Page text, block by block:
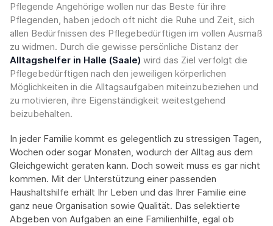
Pflegende Angehörige wollen nur das Beste für ihre
Pflegenden, haben jedoch oft nicht die Ruhe und Zeit, sich
allen Bedürfnissen des Pflegebedürftigen im vollen Ausmaß
zu widmen. Durch die gewisse persönliche Distanz der
Alltagshelfer in Halle (Saale) wird das Ziel verfolgt die
Pflegebedürftigen nach den jeweiligen körperlichen
Möglichkeiten in die Alltagsaufgaben miteinzubeziehen und
zu motivieren, ihre Eigenständigkeit weitestgehend
beizubehalten.
In jeder Familie kommt es gelegentlich zu stressigen Tagen,
Wochen oder sogar Monaten, wodurch der Alltag aus dem
Gleichgewicht geraten kann. Doch soweit muss es gar nicht
kommen. Mit der Unterstützung einer passenden
Haushaltshilfe erhält Ihr Leben und das Ihrer Familie eine
ganz neue Organisation sowie Qualität. Das selektierte
Abgeben von Aufgaben an eine Familienhilfe, egal ob